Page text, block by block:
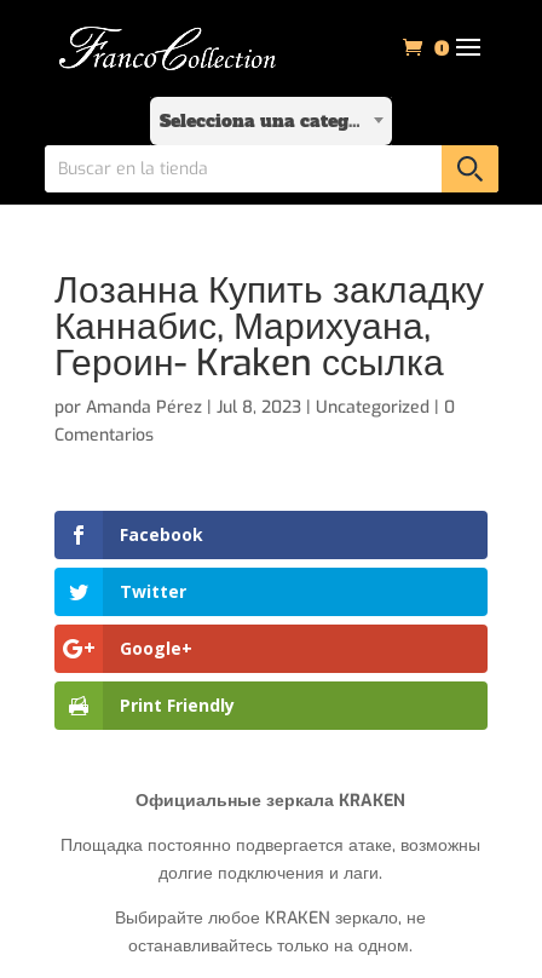
0
Selecciona una categoría
Лозанна Купить закладку
Каннабис, Марихуана,
Героин- Kraken ссылка
por Amanda Pérez| Jul 8, 2023| Uncategorized | 0
Comentarios
Facebook
Twitter
Google+
Print Friendly
Официальные зеркала KRAKEN
Площадка постоянно подвергается атаке, возможны
долгие подключения и лаги.
Выбирайте любое KRAKEN зеркало, не
останавливайтесь только на одном.